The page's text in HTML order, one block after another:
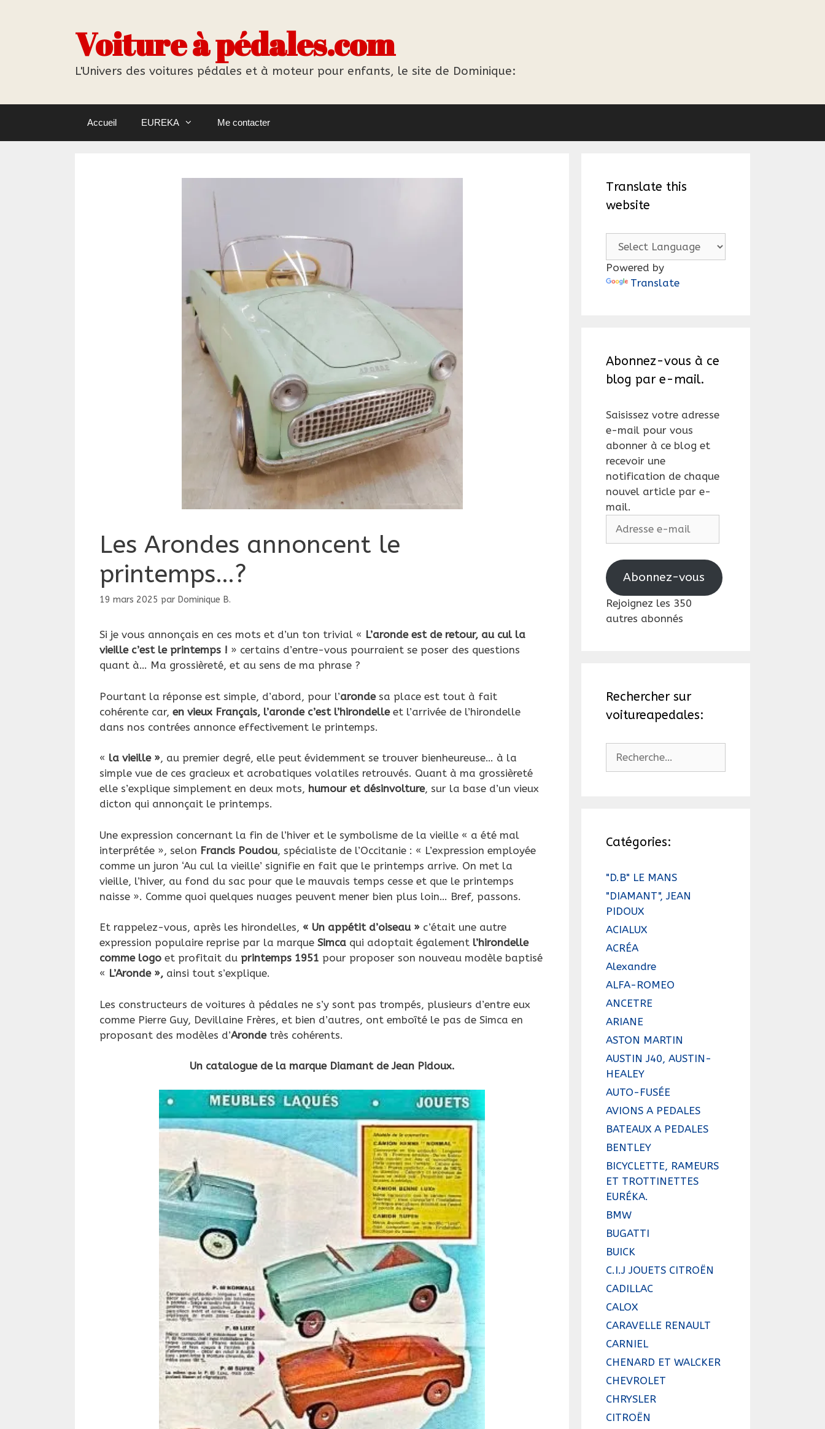
Voiture à pédales.com
L'Univers des voitures pédales et à moteur pour enfants, le site de Dominique:
Accueil EUREKA Me contacter
Les Arondes annoncent le
printemps…?
19 mars 2025 par Dominique B.
Si je vous annonçais en ces mots et d’un ton trivial « L’aronde est de retour, au cul la
vieille c’est le printemps ! » certains d’entre-vous pourraient se poser des questions
quant à… Ma grossièreté, et au sens de ma phrase ?
Pourtant la réponse est simple, d’abord, pour l’arondesa place est tout à fait
cohérente car, en vieux Français, l’aronde c’est l’hirondelle et l’arrivée de l’hirondelle
dans nos contrées annonce effectivement le printemps.
« la vieille », au premier degré, elle peut évidemment se trouver bienheureuse… à la
simple vue de ces gracieux et acrobatiques volatiles retrouvés. Quant à ma grossièreté
elle s’explique simplement en deux mots, humour et désinvolture, sur la base d’un vieux
dicton qui annonçait le printemps.
Une expression concernant la fin de l’hiver et le symbolisme de la vieille « a été mal
interprétée », selon Francis Poudou, spécialiste de l’Occitanie : « L’expression employée
comme un juron ‘Au cul la vieille’ signifie en fait que le printemps arrive. On met la
vieille, l’hiver, au fond du sac pour que le mauvais temps cesse et que le printemps
naisse ». Comme quoi quelques nuages peuvent mener bien plus loin… Bref, passons.
Et rappelez-vous, après les hirondelles, « Un appétit d’oiseau » c’était une autre
expression populaire reprise par la marque Simca qui adoptait également l’hirondelle
comme logo et profitait du printemps 1951 pour proposer son nouveau modèle baptisé
« L’Aronde », ainsi tout s’explique.
Les constructeurs de voitures à pédales ne s’y sont pas trompés, plusieurs d’entre eux
comme Pierre Guy, Devillaine Frères, et bien d’autres, ont emboîté le pas de Simca en
proposant des modèles d’Arondetrès cohérents.
Un catalogue de la marque Diamant de Jean Pidoux.
Translate this
website
Powered by
Translate
Abonnez-vous à ce
blog par e-mail.
Saisissez votre adresse
e-mail pour vous
abonner à ce blog et
recevoir une
notification de chaque
nouvel article par e-
mail.
Abonnez-vous
Rejoignez les 350
autres abonnés
Rechercher sur
voitureapedales:
Catégories:
"D.B" LE MANS
"DIAMANT", JEAN
PIDOUX
ACIALUX
ACRÉA
Alexandre
ALFA-ROMEO
ANCETRE
ARIANE
ASTON MARTIN
AUSTIN J40, AUSTIN-
HEALEY
AUTO-FUSÉE
AVIONS A PEDALES
BATEAUX A PEDALES
BENTLEY
BICYCLETTE, RAMEURS
ET TROTTINETTES
EURÉKA.
BMW
BUGATTI
BUICK
C.I.J JOUETS CITROËN
CADILLAC
CALOX
CARAVELLE RENAULT
CARNIEL
CHENARD ET WALCKER
CHEVROLET
CHRYSLER
CITROËN